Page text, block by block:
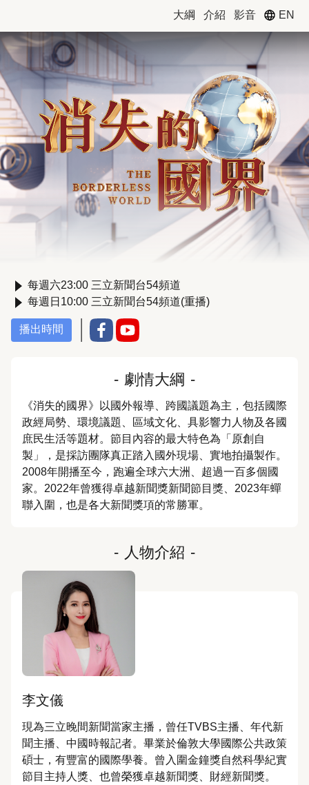
大綱 介紹 影音 EN
每週六23:00 三立新聞台54頻道
每週日10:00 三立新聞台54頻道(重播)
播出時間
- 劇情大綱 -
《消失的國界》以國外報導、跨國議題為主，包括國際
政經局勢、環境議題、區域文化、具影響力人物及各國
庶民生活等題材。節目內容的最大特色為「原創自
製」，是採訪團隊真正踏入國外現場、實地拍攝製作。
2008年開播至今，跑遍全球六大洲、超過一百多個國
家。2022年曾獲得卓越新聞獎新聞節目獎、2023年蟬
聯入圍，也是各大新聞獎項的常勝軍。
- 人物介紹 -
李文儀
現為三立晚間新聞當家主播，曾任TVBS主播、年代新
聞主播、中國時報記者。畢業於倫敦大學國際公共政策
碩士，有豐富的國際學養。曾入圍金鐘獎自然科學紀實
節目主持人獎、也曾榮獲卓越新聞獎、財經新聞獎。